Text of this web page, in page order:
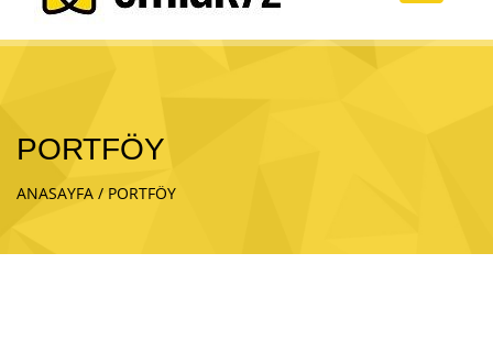
русский - Russian
PORTFÖY
ANASAYFA PORTFÖY